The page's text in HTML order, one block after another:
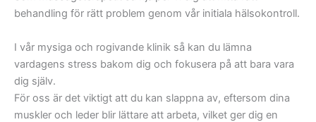
behandling för rätt problem genom vår initiala hälsokontroll.
I vår mysiga och rogivande klinik så kan du lämna
vardagens stress bakom dig och fokusera på att bara vara
dig själv.
För oss är det viktigt att du kan slappna av, eftersom dina
muskler och leder blir lättare att arbeta, vilket ger dig en